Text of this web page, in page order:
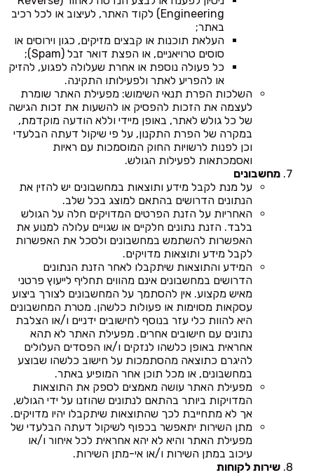
Engineering) לקוד האתר, לעיצוב או לכל רכיב
באתר;
העלאת תוכנות או קבצים מזיקים, כגון וירוסים או
סוסים טרויאניים, או הפצת דואר זבל (Spam);
כל פעולה נוספת או אחרת שעלולה לפגוע, להזיק
או להפריע לאתר ולפעילותו התקינה.
השלכות הפרת תנאי השימוש: מפעילת האתר שומרת
לעצמה את הזכות להפסיק או להשעות את זכות הגישה
של כל גולש לאתר, באופן מיידי וללא הודעה מוקדמת,
במקרה של הפרת התקנון, על פי שיקול דעתה הבלעדי
וכן לפנות לרשויות החוק המוסמכות עם ראיות
ואסמכתאות לפעילות הגולש.
מחשבונים
על מנת לקבל מידע ותוצאות במחשבונים יש להזין את
הנתונים הדרושים בהתאם למוצג בכל שלב.
האחריות על הזנת הפרטים המדויקים חלה על הגולש
בלבד. הזנת נתונים חלקיים או שגויים עלולה למנוע את
האפשרות להשתמש במחשבונים ולסכל את האפשרות
לקבל מידע ותוצאות מדויקים.
המידע והתוצאות שיתקבלו לאחר הזנת הנתונים
הדרושים במחשבונים אינם מהווים תחליף לייעוץ פרטני
מאיש מקצוע. אין להסתמך על המחשבונים לצורך ביצוע
עסקאות מסוימות או פעולות כלשהן. מטרת המחשבונים
היא להוות כלי עזר בנוסף לחישובים ידניים ו/או הצלבת
נתונים עם חישובים אחרים. מפעילת האתר לא תהא
אחראית באופן כלשהו לנזקים ו/או הפסדים העלולים
להיגרם כתוצאה מהסתמכות על חישוב כלשהו שבוצע
במחשבונים, או מכל תוכן אחר המופיע באתר.
מפעילת האתר עושה מאמצים לספק את התוצאות
המדויקות ביותר בהתאם לנתונים שהוזנו על ידי הגולש,
אך לא מתחייבת לכך שהתוצאות שיתקבלו יהיו מדויקים.
מתן השירות יתאפשר בכפוף לשיקול דעתה הבלעדי של
מפעילת האתר והיא לא יהא אחראית לכל איחור ו/או
עיכוב במתן השירות ו/או אי-מתן השירות.
שירות לקוחות